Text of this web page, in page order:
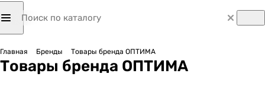
Главная Бренды Товары бренда ОПТИМА
Товары бренда ОПТИМА